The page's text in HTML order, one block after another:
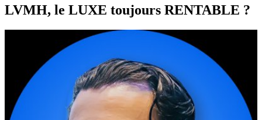
LVMH, le LUXE toujours RENTABLE ?